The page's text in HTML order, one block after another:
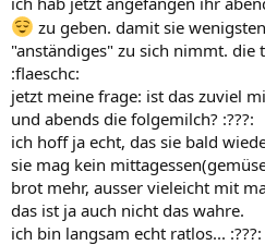
zu geben. damit sie
"anständiges" zu sich nimmt. die
:flaeschc:
jetzt meine frage: ist das zuviel
und abends die folgemilch? :???:
ich hoff ja echt, das sie bald
sie mag kein
brot mehr, ausser vieleicht mit
das ist ja auch nicht das wahre.
ich bin langsam echt ratlos... :???: